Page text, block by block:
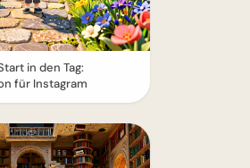
in den Tag:
für Instagram